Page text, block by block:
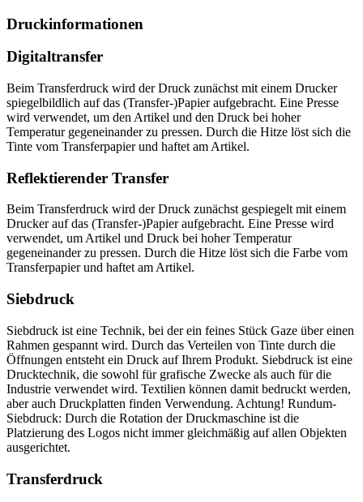
Druckinformationen
Digitaltransfer
Beim Transferdruck wird der Druck zunächst mit einem Drucker
spiegelbildlich auf das (Transfer-)Papier aufgebracht. Eine Presse
wird verwendet, um den Artikel und den Druck bei hoher
Temperatur gegeneinander zu pressen. Durch die Hitze löst sich die
Tinte vom Transferpapier und haftet am Artikel.
Reflektierender Transfer
Beim Transferdruck wird der Druck zunächst gespiegelt mit einem
Drucker auf das (Transfer-)Papier aufgebracht. Eine Presse wird
verwendet, um Artikel und Druck bei hoher Temperatur
gegeneinander zu pressen. Durch die Hitze löst sich die Farbe vom
Transferpapier und haftet am Artikel.
Siebdruck
Siebdruck ist eine Technik, bei der ein feines Stück Gaze über einen
Rahmen gespannt wird. Durch das Verteilen von Tinte durch die
Öffnungen entsteht ein Druck auf Ihrem Produkt. Siebdruck ist eine
Drucktechnik, die sowohl für grafische Zwecke als auch für die
Industrie verwendet wird. Textilien können damit bedruckt werden,
aber auch Druckplatten finden Verwendung. Achtung! Rundum-
Siebdruck: Durch die Rotation der Druckmaschine ist die
Platzierung des Logos nicht immer gleichmäßig auf allen Objekten
ausgerichtet.
Transferdruck